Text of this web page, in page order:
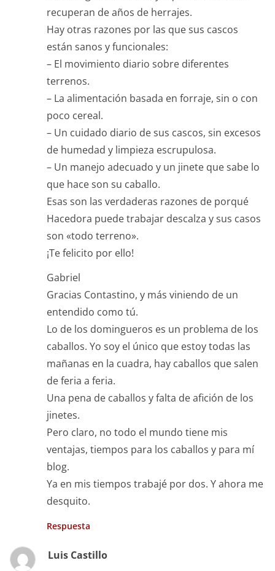
recuperan de años de herrajes.
Hay otras razones por las que sus cascos
están sanos y funcionales:
– El movimiento diario sobre diferentes
terrenos.
– La alimentación basada en forraje, sin o con
poco cereal.
– Un cuidado diario de sus cascos, sin excesos
de humedad y limpieza escrupulosa.
– Un manejo adecuado y un jinete que sabe lo
que hace son su caballo.
Esas son las verdaderas razones de porqué
Hacedora puede trabajar descalza y sus casos
son «todo terreno».
¡Te felicito por ello!
Gabriel
Gracias Contastino, y más viniendo de un
entendido como tú.
Lo de los domingueros es un problema de los
caballos. Yo soy el único que estoy todas las
mañanas en la cuadra, hay caballos que salen
de feria a feria.
Una pena de caballos y falta de afición de los
jinetes.
Pero claro, no todo el mundo tiene mis
ventajas, tiempos para los caballos y para mí
blog.
Ya en mis tiempos trabajé por dos. Y ahora me
desquito.
Respuesta
Luis Castillo